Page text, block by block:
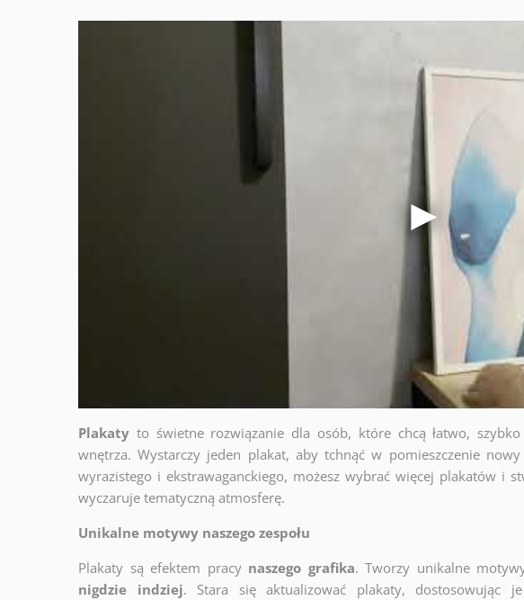
Plakaty to świetne rozwiązanie dla osób, które chcą łatwo,
wnętrza. Wystarczy jeden plakat, aby tchnąć w pomieszczenie nowy
wyrazistego i ekstrawaganckiego, możesz wybrać więcej plakatów i
wyczaruje tematyczną atmosferę.
Unikalne motywy naszego zespołu
Plakaty są efektem pracy naszego grafika. Tworzy unikalne
nigdzie indziej. Stara się aktualizować plakaty, dostosowując